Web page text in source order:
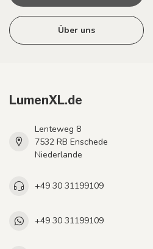
Über uns
LumenXL.de
Lenteweg 8
7532 RB Enschede
Niederlande
+49 30 31199109
+49 30 31199109